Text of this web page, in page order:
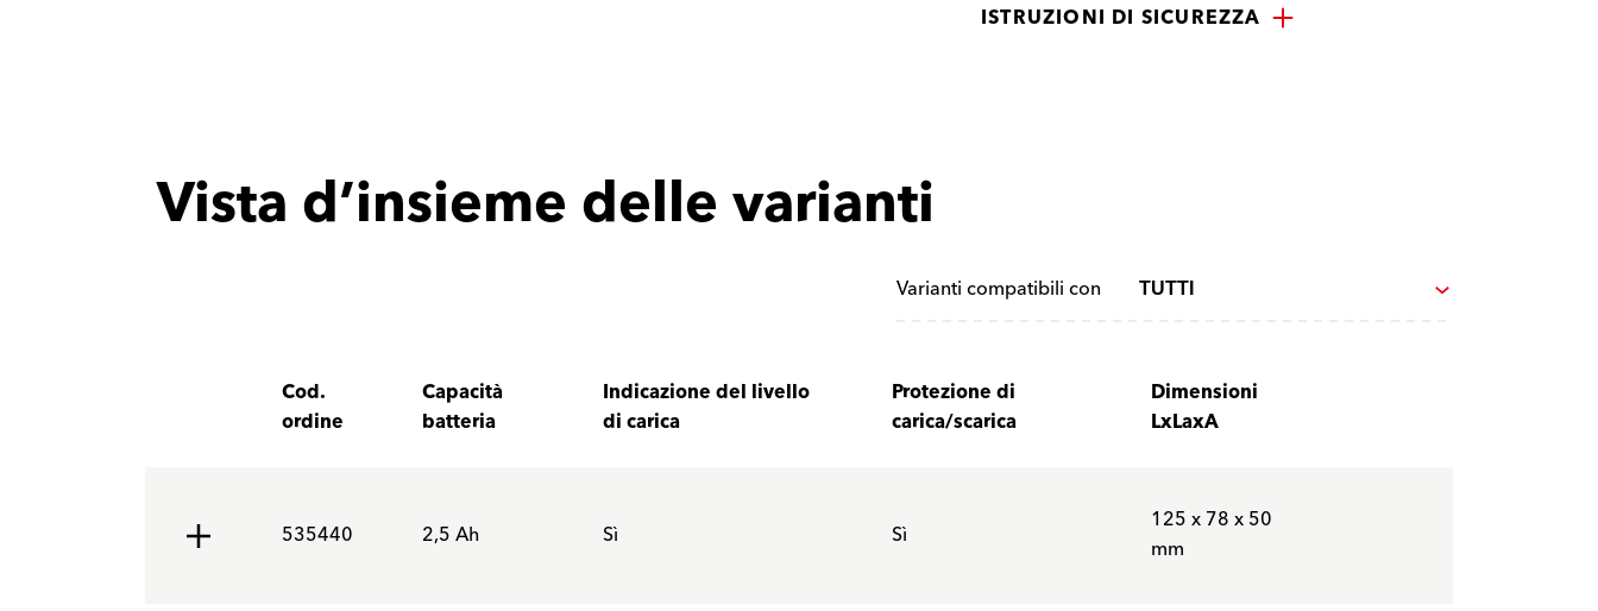
ISTRUZIONI DI SICUREZZA
Vista d’insieme delle varianti
Varianti compatibili con
Cod.
ordine
Capacità
batteria
Indicazione del livello
di carica
Protezione di
carica/scarica
Dimensioni
LxLaxA
535440 2,5 Ah Sì Sì
125 x 78 x 50
mm